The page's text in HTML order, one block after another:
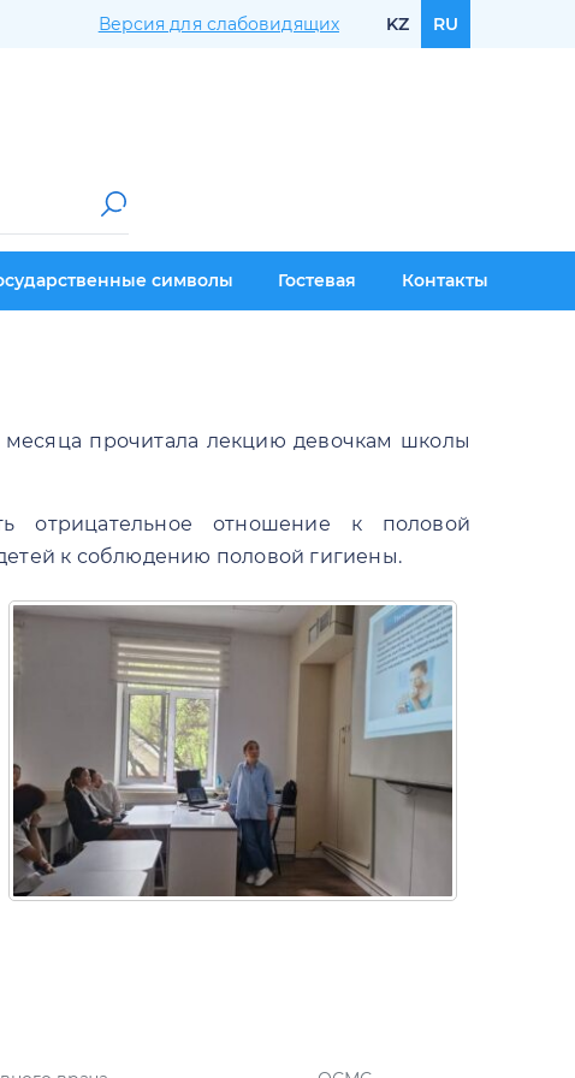
Версия для слабовидящих KZ RU
символы Гостевая Контакты
месяца прочитала лекцию девочкам школы
отрицательное отношение к половой
к соблюдению половой гигиены.